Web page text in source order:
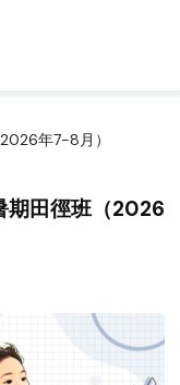
年7-8月）
期田徑班（2026